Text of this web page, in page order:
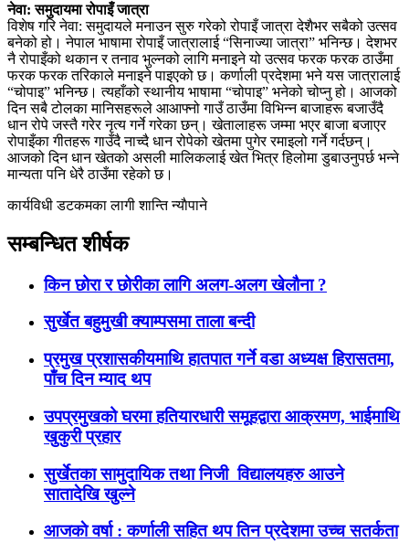
नेवा: समुदायमा रोपाइँ जात्रा
विशेष गरि नेवा: समुदायले मनाउन सुरु गरेको रोपाइँ जात्रा देशैभर सबैको उत्सव
बनेको हो। नेपाल भाषामा रोपाइँ जात्रालाई “सिनाज्या जात्रा” भनिन्छ। देशभर
नै रोपाइँको थकान र तनाव भुल्नको लागि मनाइने यो उत्सव फरक फरक ठाउँमा
फरक फरक तरिकाले मनाइने पाइएको छ। कर्णाली प्रदेशमा भने यस जात्रालाई
“चोपाइ” भनिन्छ। त्यहाँको स्थानीय भाषामा “चोपाइ” भनेको चोप्नु हो। आजको
दिन सबै टोलका मानिसहरूले आआफ्नो गाउँ ठाउँमा विभिन्न बाजाहरू बजाउँदै
धान रोपे जस्तै गरेर नृत्य गर्ने गरेका छन्। खेतालाहरू जम्मा भएर बाजा बजाएर
रोपाइँका गीतहरू गाउँदै नाच्दै धान रोपेको खेतमा पुगेर रमाइलो गर्ने गर्दछन्।
आजको दिन धान खेतको असली मालिकलाई खेत भित्र हिलोमा डुबाउनुपर्छ भन्ने
मान्यता पनि धेरै ठाउँमा रहेको छ।
कार्यविधी डटकमका लागी शान्ति न्याैपाने
सम्बन्धित शीर्षक
किन छोरा र छोरीका लागि अलग-अलग खेलौना ?
सुर्खेत बहुमुखी क्याम्पसमा ताला बन्दी
प्रमुख प्रशासकीयमाथि हातपात गर्ने वडा अध्यक्ष हिरासतमा,
पाँच दिन म्याद थप
उपप्रमुखको घरमा हतियारधारी समूहद्वारा आक्रमण, भाईमाथि
खुकुरी प्रहार
सुर्खेतका सामुदायिक तथा निजी विद्यालयहरु आउने
सातादेखि खुल्ने
आजकाे वर्षा : कर्णाली सहित थप तिन प्रदेशमा उच्च सतर्कता